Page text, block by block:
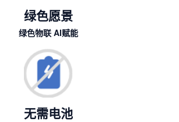
绿色愿景
绿色物联 AI赋能
无需电池